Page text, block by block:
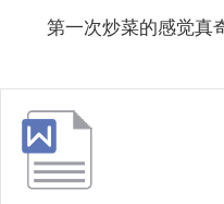
第一次炒菜的感觉真